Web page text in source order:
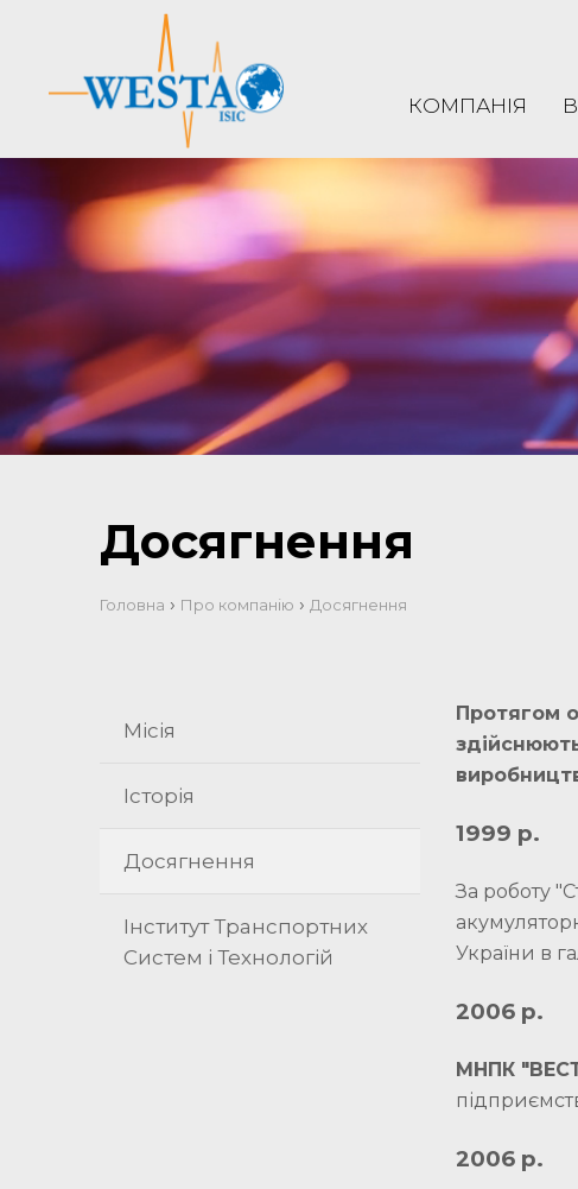
КОМПАНІЯ
Досягнення
Головна › Про компанію › Досягнення
Місія
Історія
Досягнення
Інститут Транспортних
Систем і Технологій
Протягом
1999 р.
За роботу
України в
2006 р.
МНПК
2006 р.